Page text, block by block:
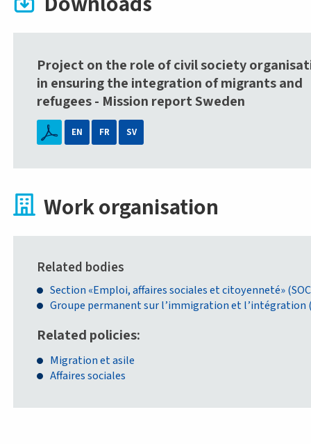
Project on the role of civil society
in ensuring the integration of migrants and
refugees - Mission report Sweden
EN FR SV
Work organisation
Related bodies
Section «Emploi, affaires sociales et citoyenneté»
Groupe permanent sur l’immigration et l’intégration
Related policies
Migration et asile
Affaires sociales